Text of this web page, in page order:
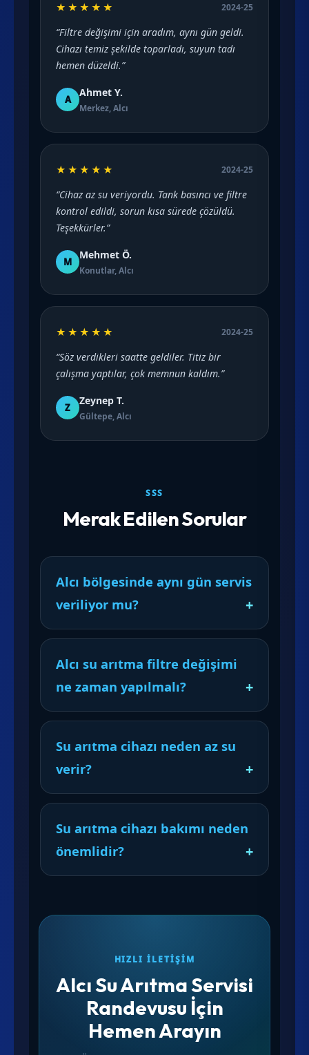
★★★★★ 2024-25
“Filtre değişimi için aradım, aynı gün geldi.
Cihazı temiz şekilde toparladı, suyun tadı
hemen düzeldi.”
A
Ahmet Y.
Merkez, Alcı
★★★★★ 2024-25
“Cihaz az su veriyordu. Tank basıncı ve filtre
kontrol edildi, sorun kısa sürede çözüldü.
Teşekkürler.”
M
Mehmet Ö.
Konutlar, Alcı
★★★★★ 2024-25
“Söz verdikleri saatte geldiler. Titiz bir
çalışma yaptılar, çok memnun kaldım.”
Z
Zeynep T.
Gültepe, Alcı
SSS
Merak Edilen Sorular
Alcı bölgesinde aynı gün servis
veriliyor mu?
Alcı su arıtma filtre değişimi
ne zaman yapılmalı?
Su arıtma cihazı neden az su
verir?
Su arıtma cihazı bakımı neden
önemlidir?
HIZLI İLETIŞIM
Alcı Su Arıtma Servisi
Randevusu İçin
Hemen Arayın